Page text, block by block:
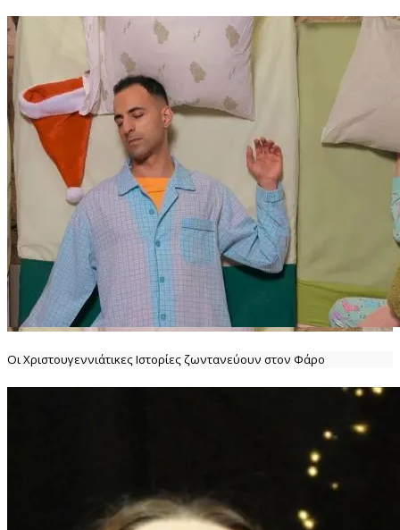
Οι Χριστουγεννιάτικες Ιστορίες ζωντανεύουν στον Φάρο